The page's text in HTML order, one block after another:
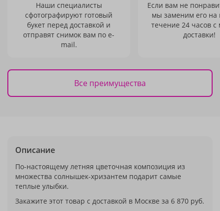
Наши специалисты
сфотографируют готовый
букет перед доставкой и
отправят снимок вам по e-
mail.
Если вам не
мы заменим его на
течение 24 часов с
доставки!
Все преимущества
Описание
По-настоящему летняя цветочная композиция из
множества солнышек-хризантем подарит самые
теплые улыбки.
Закажите этот товар с доставкой в Москве за 6 870 руб.